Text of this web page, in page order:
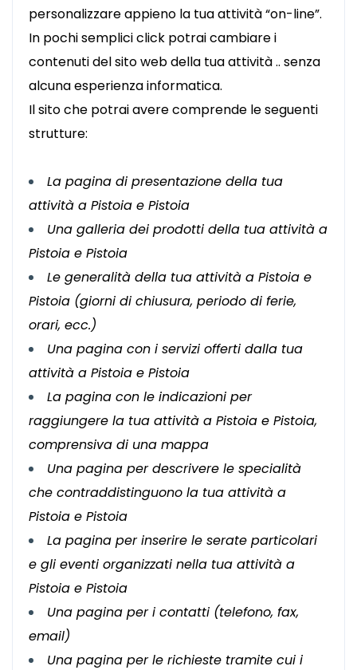
personalizzare appieno la tua attività “on-line”.
In pochi semplici click potrai cambiare i
contenuti del sito web della tua attività .. senza
alcuna esperienza informatica.
Il sito che potrai avere comprende le seguenti
strutture:
La pagina di presentazione della tua
attività a Pistoia e Pistoia
Una galleria dei prodotti della tua attività a
Pistoia e Pistoia
Le generalità della tua attività a Pistoia e
Pistoia (giorni di chiusura, periodo di ferie,
orari, ecc.)
Una pagina con i servizi offerti dalla tua
attività a Pistoia e Pistoia
La pagina con le indicazioni per
raggiungere la tua attività a Pistoia e Pistoia,
comprensiva di una mappa
Una pagina per descrivere le specialità
che contraddistinguono la tua attività a
Pistoia e Pistoia
La pagina per inserire le serate particolari
e gli eventi organizzati nella tua attività a
Pistoia e Pistoia
Una pagina per i contatti (telefono, fax,
email)
Una pagina per le richieste tramite cui i